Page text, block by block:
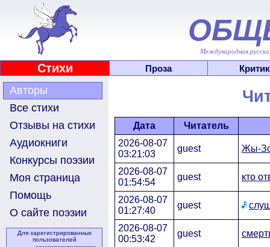
Международная
Стихи Проза
Авторы
Все стихи
Отзывы на стихи
Аудиокниги
Конкурсы поэзии
Моя страница
Помощь
О сайте поэзии
Для зарегистрированных
пользователей
Дата
Читатель
2026-08-07
03:21:03
guest Жы-
2026-08-07
01:54:54
guest кто
2026-08-07
01:27:40
guest
2026-08-07
00:53:42
guest